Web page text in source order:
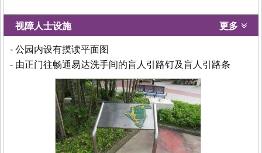
视障人士设施 更多
- 公园内设有摸读平面图
- 由正门往畅通易达洗手间的盲人引路钉及盲人引路条